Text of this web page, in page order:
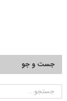
جست و جو
جستجو